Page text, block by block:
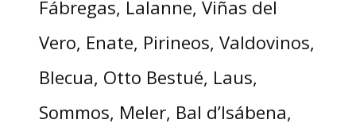
Fábregas, Lalanne, Viñas del
Vero, Enate, Pirineos, Valdovinos,
Blecua, Otto Bestué, Laus,
Sommos, Meler, Bal d’Isábena,